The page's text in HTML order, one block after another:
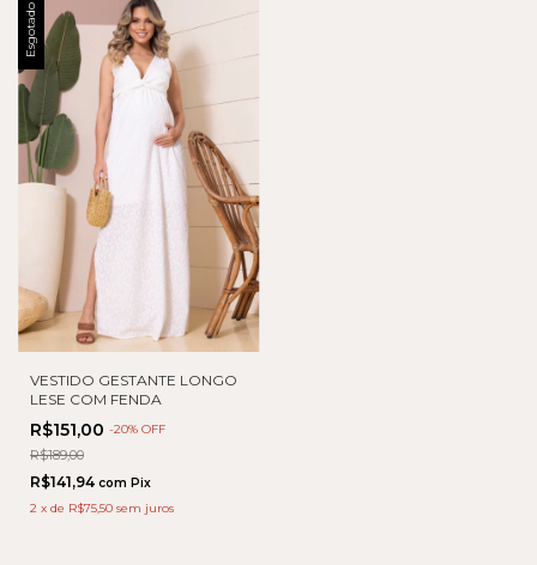
Esgotado
VESTIDO GESTANTE LONGO
LESE COM FENDA
R$151,00 -20% OFF
R$189,00
R$141,94 com Pix
2 x de R$75,50 sem juros